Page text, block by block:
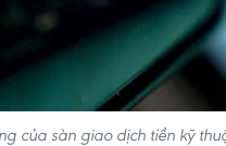
của sàn giao dịch tiền kỹ